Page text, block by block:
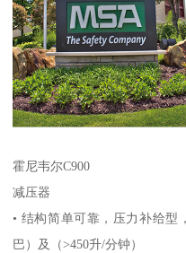
霍尼韦尔C900
减压器
• 结构简单可靠，压力补给型
巴）及（>450升/分钟）